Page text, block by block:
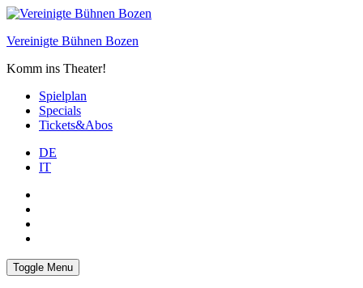
Skip
content
Vereinigte Bühnen Bozen
Komm ins Theater!
Spielplan
Specials
Tickets&Abos
DE
IT
Toggle Menu